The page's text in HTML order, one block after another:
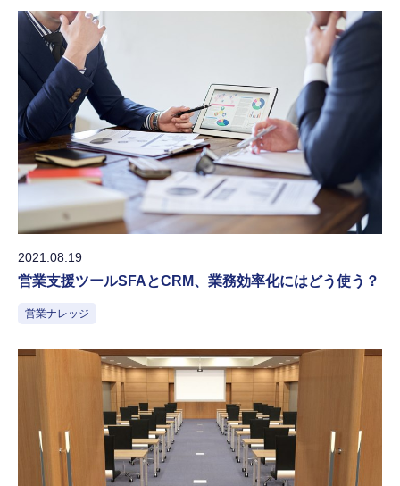
2021.08.19
営業支援ツールSFAとCRM、業務効率化にはどう使う？
営業ナレッジ